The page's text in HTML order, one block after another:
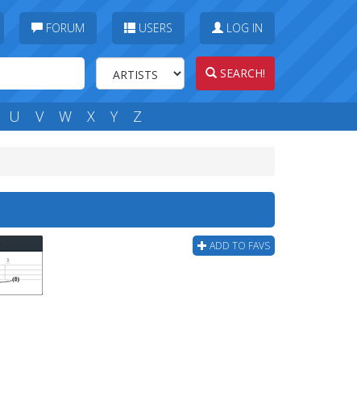
FORUM USERS LOG IN
SEARCH!
U V W X Y Z
ADD TO FAVS